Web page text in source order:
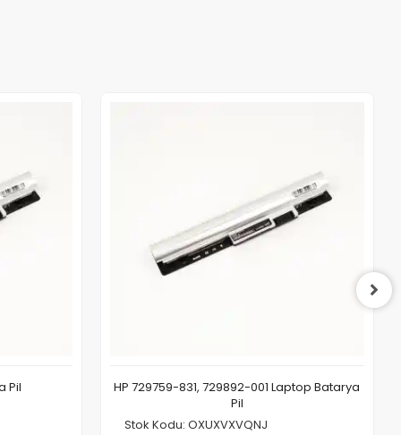
Pil
HP 729759-831, 729892-001 Laptop Batarya
Pil
Stok Kodu: OXUXVXVQNJ